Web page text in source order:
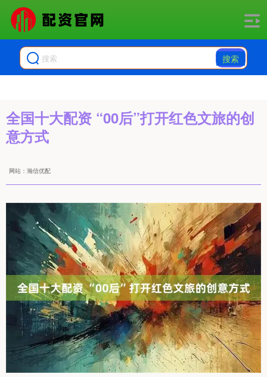
搜索
全国十大配资 “00后”打开红色文旅的创
意方式
网站：瀚信优配